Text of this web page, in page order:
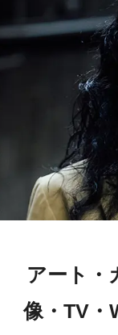
アート・
像・TV・